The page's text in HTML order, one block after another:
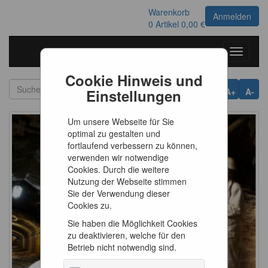
Cookie Hinweis und
Einstellungen
Um unsere Webseite für Sie
optimal zu gestalten und
fortlaufend verbessern zu können,
verwenden wir notwendige
Cookies. Durch die weitere
Nutzung der Webseite stimmen
Sie der Verwendung dieser
Cookies zu.
Sie haben die Möglichkeit Cookies
zu deaktivieren, welche für den
Betrieb nicht notwendig sind.
Warenkorb
0 Artikel 0,00 €
Anmelden
Toggle
A-
A+